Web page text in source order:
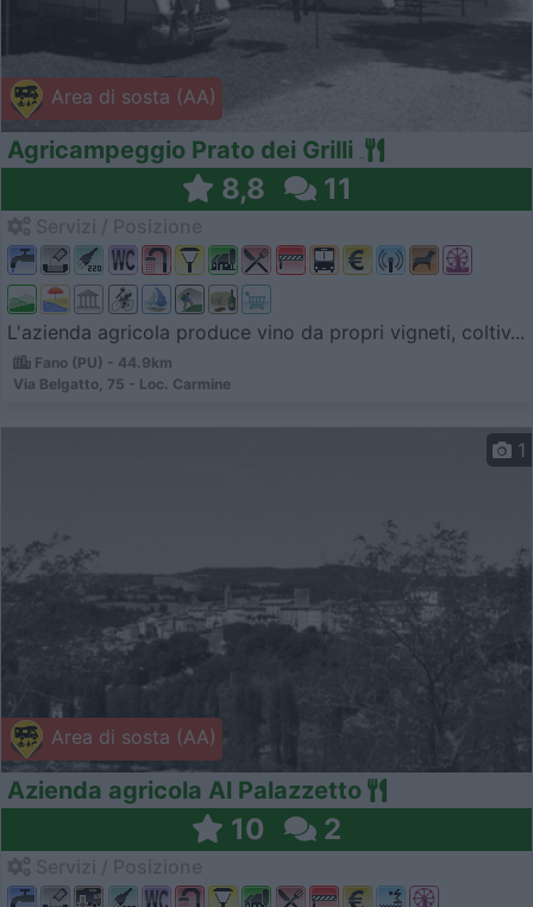
Area di sosta (AA)
Agricampeggio Prato dei Grilli
8,8 11
L'azienda agricola produce vino da propri vigneti, coltiv...
Fano (PU) - 44.9km
Via Belgatto, 75 - Loc. Carmine
Area di sosta (AA)
1
Azienda agricola Al Palazzetto
10 2